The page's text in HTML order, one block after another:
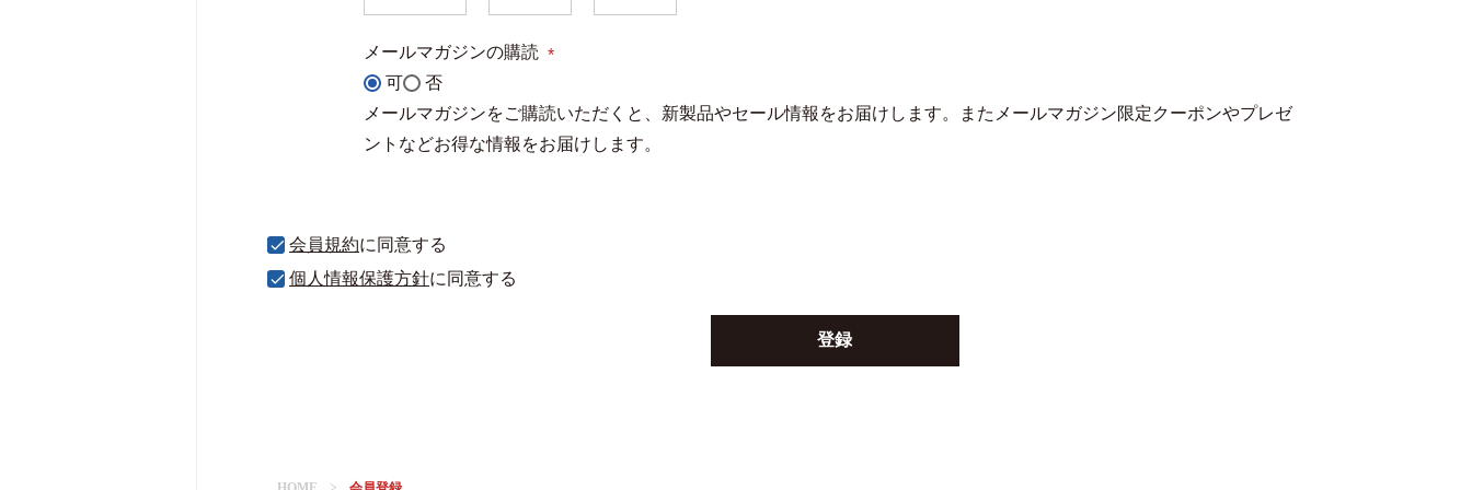
メールマガジンの購読
須)
可
否
メールマガジンをご購読いただくと、新製品やセール情報をお届けします。またメールマガジン限定クーポンやプレゼ
ントなどお得な情報をお届けします。
会員規約に同意する
個人情報保護方針に同意する
登録